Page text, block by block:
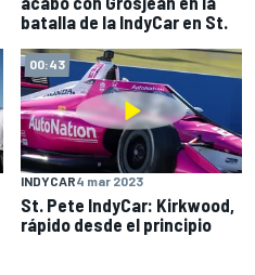
batalla de la IndyCar en St.
00:43
INDYCAR4 mar 2023
St. Pete IndyCar: Kirkwood,
rápido desde el principio